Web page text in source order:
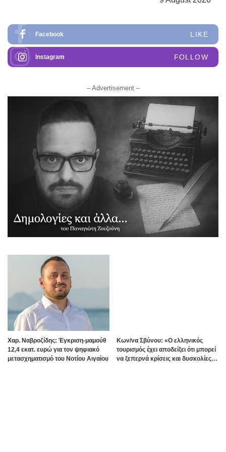
Facebook LIKE
Instagram FOLLOW
– Advertisement –
Χαρ. Ναβροζίδης: Έγκριση-μαμούθ
12,4 εκατ. ευρώ για τον ψηφιακό
μετασχηματισμό του Νοτίου Αιγαίου
Kων/να Σβύνου: «Ο ελληνικός
τουρισμός έχει αποδείξει ότι μπορεί
να ξεπερνά κρίσεις και δυσκολίες»